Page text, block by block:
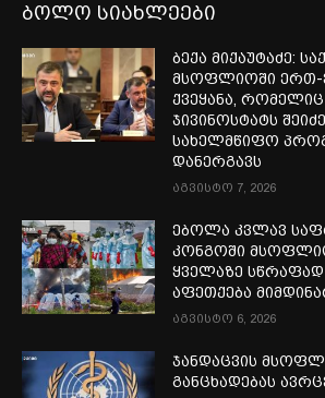
ბოლო სიახლეები
ბექა მიქაუტაძე:
მსოფლიოში ერთ-
ქვეყანა, რომელიც
ჯივინოსტატს
სახელმწიფო
დანერგავს
აგვისტო 7, 2026
ებოლა კვლავ
კონგოში
ყველაზე
აფეთქება
აგვისტო 6, 2026
ჯანდაცვის
განცხადებას